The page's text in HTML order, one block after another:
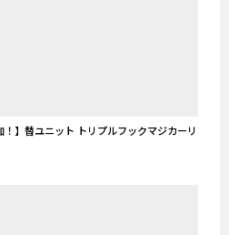
！】替ユニット トリプルフックマジカーリ